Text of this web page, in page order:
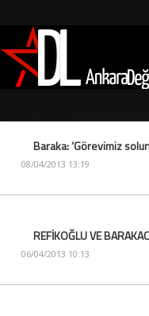
Baraka: ‘Görevimiz
08/04/2013 13:19
REFİKOĞLU VE
06/04/2013 10:13